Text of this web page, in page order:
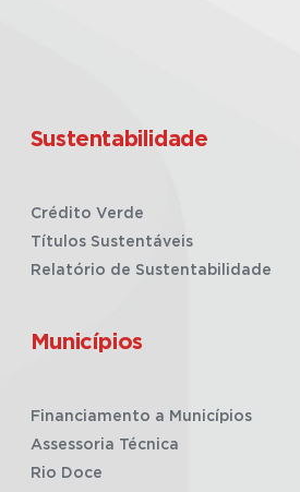
Sustentabilidade
Crédito Verde
Títulos Sustentáveis
Relatório de Sustentabilidade
Municípios
Financiamento a Municípios
Assessoria Técnica
Rio Doce